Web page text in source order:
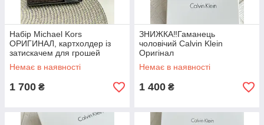
Набір Michael Kors
ОРИГИНАЛ, картхолдер із
затискачем для грошей
Немає в наявності
1 700 ₴
ЗНИЖКА‼️Гаманець
чоловічий Calvin Klein
Оригінал
Немає в наявності
1 400 ₴